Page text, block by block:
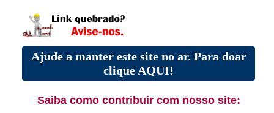
Ajude a manter este site no ar. Para doar
clique AQUI!
Saiba como contribuir com nosso site: